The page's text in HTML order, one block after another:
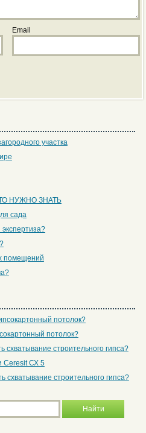
Email
участка
НУЖНО ЗНАТЬ
сада
помещений
потолок?
потолок?
схватывание строительного гипса?
Ceresit СХ 5
схватывание строительного гипса?